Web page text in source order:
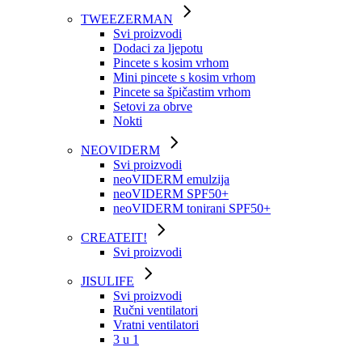
TWEEZERMAN
Svi proizvodi
Dodaci za ljepotu
Pincete s kosim vrhom
Mini pincete s kosim vrhom
Pincete sa špičastim vrhom
Setovi za obrve
Nokti
NEOVIDERM
Svi proizvodi
neoVIDERM emulzija
neoVIDERM SPF50+
neoVIDERM tonirani SPF50+
CREATEIT!
Svi proizvodi
JISULIFE
Svi proizvodi
Ručni ventilatori
Vratni ventilatori
3 u 1